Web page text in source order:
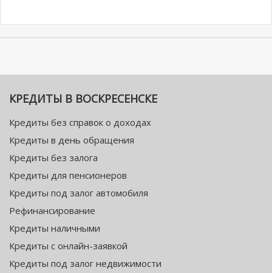
КРЕДИТЫ В ВОСКРЕСЕНСКЕ
Кредиты без справок о доходах
Кредиты в день обращения
Кредиты без залога
Кредиты для пенсионеров
Кредиты под залог автомобиля
Рефинансирование
Кредиты наличными
Кредиты с онлайн-заявкой
Кредиты под залог недвижимости